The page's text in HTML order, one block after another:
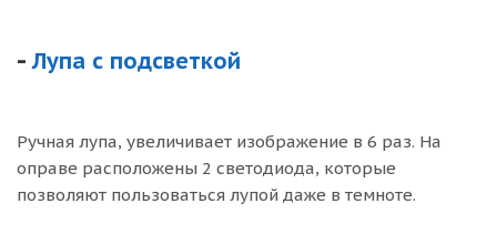
-Лупа с подсветкой
Ручная лупа, увеличивает изображение в 6 раз. На
оправе расположены 2 светодиода, которые
позволяют пользоваться лупой даже в темноте.